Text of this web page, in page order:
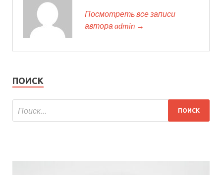
Посмотреть все записи
автора admin →
ПОИСК